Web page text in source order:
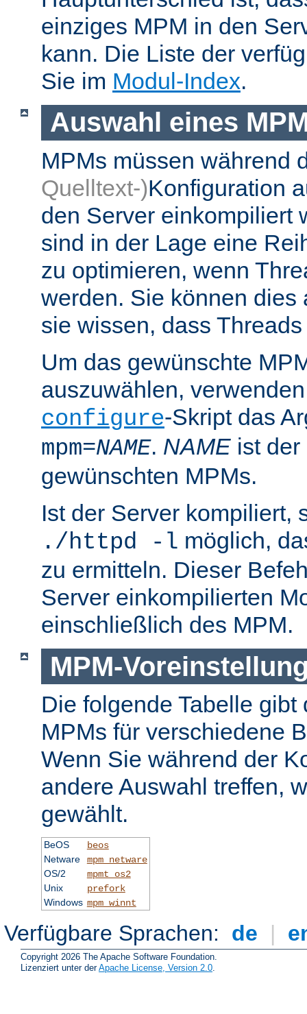
einziges MPM in den
kann. Die Liste der
Sie im Modul-Index.
Auswahl eines
MPMs müssen während
Quelltext-)Konfiguration
den Server einkompiliert
sind in der Lage eine
zu optimieren, wenn
werden. Sie können dies
sie wissen, dass
Um das gewünschte
auszuwählen,
configure-Skript das
mpm=NAME. NAME ist
gewünschten MPMs.
Ist der Server kompiliert,
./httpd -l möglich,
zu ermitteln. Dieser
Server einkompilierten
einschließlich des MPM.
MPM-
Die folgende Tabelle
MPMs für verschiedene
Wenn Sie während der
andere Auswahl treffen,
gewählt.
BeOS
beos
Netware
mpm_netware
OS/2
mpmt_os2
Unix
prefork
Windows mpm_winnt
Verfügbare Sprachen: de |
Copyright 2026 The Apache Software Foundation.
Lizenziert unter derApache License, Version 2.0